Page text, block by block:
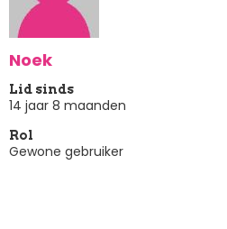
Noek
Lid sinds
14 jaar 8 maanden
Rol
Gewone gebruiker